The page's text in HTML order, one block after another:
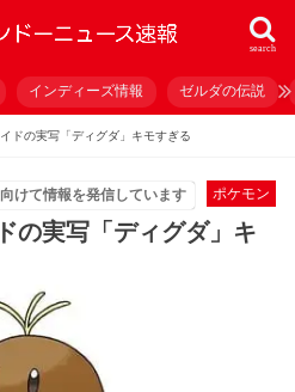
search
インディーズ情報 ゼルダの伝説
イドの実写「ディグダ」キモすぎる
ポケモン
けて情報を発信しています
の実写「ディグダ」キ